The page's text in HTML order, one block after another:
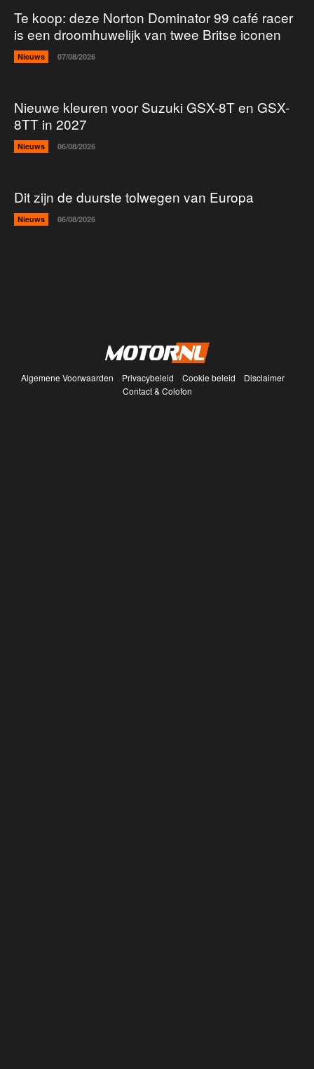
Te koop: deze Norton Dominator 99 café racer
is een droomhuwelijk van twee Britse iconen
Nieuws 07/08/2026
Nieuwe kleuren voor Suzuki GSX-8T en GSX-
8TT in 2027
Nieuws 06/08/2026
Dit zijn de duurste tolwegen van Europa
Nieuws 06/08/2026
Algemene Voorwaarden Privacybeleid Cookie beleid
Disclaimer
Contact & Colofon